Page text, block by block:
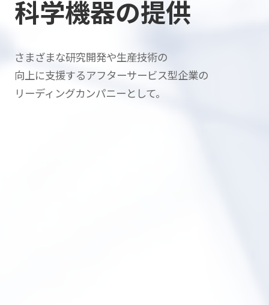
科学機器の提供
さまざまな研究開発や生産技術の
向上に支援するアフターサービス型企業の
リーディングカンパニーとして。